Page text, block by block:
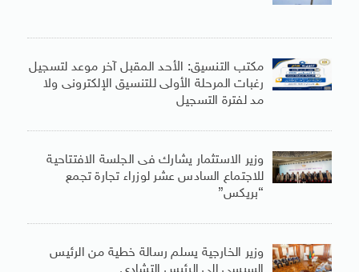
مكتب التنسيق: الأحد المقبل آخر موعد لتسجيل
رغبات المرحلة الأولى للتنسيق الإلكترونى ولا
مد لفترة التسجيل
وزير الاستثمار يشارك فى الجلسة الافتتاحية
للاجتماع السادس عشر لوزراء تجارة تجمع
“بريكس”
وزير الخارجية يسلم رسالة خطية من الرئيس